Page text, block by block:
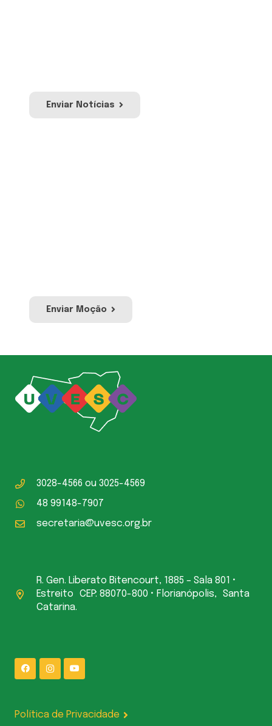
Enviar Notícias
Enviar Moção
3028-4566 ou 3025-4569
48 99148-7907
secretaria@uvesc.org.br
R. Gen. Liberato Bitencourt, 1885 – Sala 801 •
Estreito CEP: 88070-800 • Florianópolis, Santa
Catarina.
Política de Privacidade